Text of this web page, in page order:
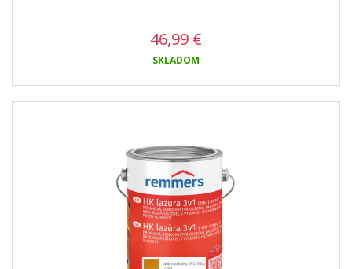
46,99 €
SKLADOM